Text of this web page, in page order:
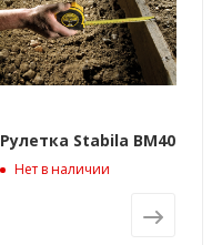
Рулетка Stabila BM40
Нет в наличии